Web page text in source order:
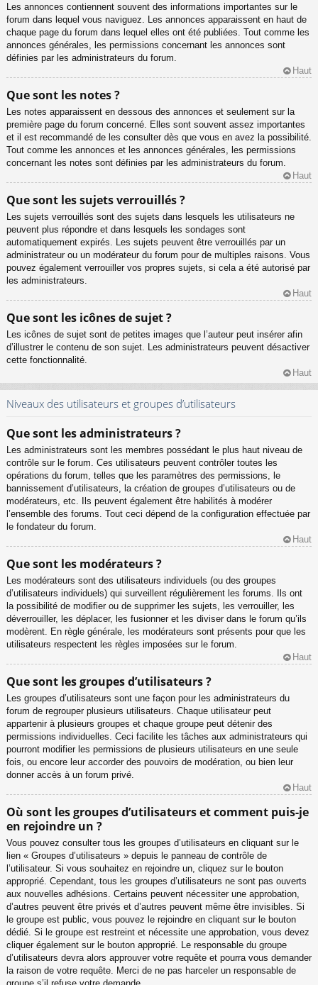
Les annonces contiennent souvent des informations importantes sur le
forum dans lequel vous naviguez. Les annonces apparaissent en haut de
chaque page du forum dans lequel elles ont été publiées. Tout comme les
annonces générales, les permissions concernant les annonces sont
définies par les administrateurs du forum.
Haut
Que sont les notes ?
Les notes apparaissent en dessous des annonces et seulement sur la
première page du forum concerné. Elles sont souvent assez importantes
et il est recommandé de les consulter dès que vous en avez la possibilité.
Tout comme les annonces et les annonces générales, les permissions
concernant les notes sont définies par les administrateurs du forum.
Haut
Que sont les sujets verrouillés ?
Les sujets verrouillés sont des sujets dans lesquels les utilisateurs ne
peuvent plus répondre et dans lesquels les sondages sont
automatiquement expirés. Les sujets peuvent être verrouillés par un
administrateur ou un modérateur du forum pour de multiples raisons. Vous
pouvez également verrouiller vos propres sujets, si cela a été autorisé par
les administrateurs.
Haut
Que sont les icônes de sujet ?
Les icônes de sujet sont de petites images que l’auteur peut insérer afin
d’illustrer le contenu de son sujet. Les administrateurs peuvent désactiver
cette fonctionnalité.
Haut
Niveaux des utilisateurs et groupes d’utilisateurs
Que sont les administrateurs ?
Les administrateurs sont les membres possédant le plus haut niveau de
contrôle sur le forum. Ces utilisateurs peuvent contrôler toutes les
opérations du forum, telles que les paramètres des permissions, le
bannissement d’utilisateurs, la création de groupes d’utilisateurs ou de
modérateurs, etc. Ils peuvent également être habilités à modérer
l’ensemble des forums. Tout ceci dépend de la configuration effectuée par
le fondateur du forum.
Haut
Que sont les modérateurs ?
Les modérateurs sont des utilisateurs individuels (ou des groupes
d’utilisateurs individuels) qui surveillent régulièrement les forums. Ils ont
la possibilité de modifier ou de supprimer les sujets, les verrouiller, les
déverrouiller, les déplacer, les fusionner et les diviser dans le forum qu’ils
modèrent. En règle générale, les modérateurs sont présents pour que les
utilisateurs respectent les règles imposées sur le forum.
Haut
Que sont les groupes d’utilisateurs ?
Les groupes d’utilisateurs sont une façon pour les administrateurs du
forum de regrouper plusieurs utilisateurs. Chaque utilisateur peut
appartenir à plusieurs groupes et chaque groupe peut détenir des
permissions individuelles. Ceci facilite les tâches aux administrateurs qui
pourront modifier les permissions de plusieurs utilisateurs en une seule
fois, ou encore leur accorder des pouvoirs de modération, ou bien leur
donner accès à un forum privé.
Haut
Où sont les groupes d’utilisateurs et comment puis-je
en rejoindre un ?
Vous pouvez consulter tous les groupes d’utilisateurs en cliquant sur le
lien « Groupes d’utilisateurs » depuis le panneau de contrôle de
l’utilisateur. Si vous souhaitez en rejoindre un, cliquez sur le bouton
approprié. Cependant, tous les groupes d’utilisateurs ne sont pas ouverts
aux nouvelles adhésions. Certains peuvent nécessiter une approbation,
d’autres peuvent être privés et d’autres peuvent même être invisibles. Si
le groupe est public, vous pouvez le rejoindre en cliquant sur le bouton
dédié. Si le groupe est restreint et nécessite une approbation, vous devez
cliquer également sur le bouton approprié. Le responsable du groupe
d’utilisateurs devra alors approuver votre requête et pourra vous demander
la raison de votre requête. Merci de ne pas harceler un responsable de